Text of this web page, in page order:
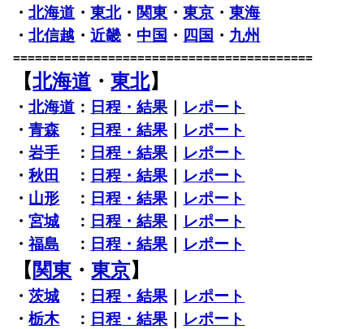
・北海道 ・東北・ 関東・東京 ・東海
・北信越 ・近畿 ・ 中国 ・ 四国 ・ 九州
=========================================
【北海道・東北】
・北海道 ： 日程・結果｜ レポート
・青森： 日程・結果｜ レポート
・岩手 ： 日程・結果｜ レポート
・秋田 ： 日程・結果｜ レポート
・ 山形 ： 日程・結果｜ レポート
・宮城 ： 日程・結果｜ レポート
・福島 ： 日程・結果｜ レポート
【 関東・東京】
・茨城 ： 日程・結果｜ レポート
・栃木： 日程・結果｜ レポート